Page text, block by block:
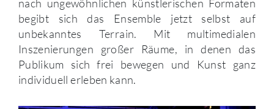
nach ungewöhnlichen künstlerischen Formaten
begibt sich das Ensemble jetzt selbst auf
unbekanntes Terrain. Mit multimedialen
Inszenierungen großer Räume, in denen das
Publikum sich frei bewegen und Kunst ganz
individuell erleben kann.